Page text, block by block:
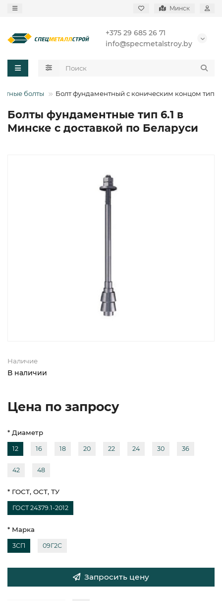
Минск
+375 29 685 26 71
info@specmetalstroy.by
болты Болт фундаментный с коническим концом тип
Болты фундаментные тип 6.1 в
Минске с доставкой по Беларуси
Наличие
В наличии
Цена по запросу
* Диаметр
12 16 18 20 22 24 30 36
42 48
* ГОСТ, ОСТ, ТУ
ГОСТ 24379.1-2012
* Марка
3СП 09Г2С
Запросить цену